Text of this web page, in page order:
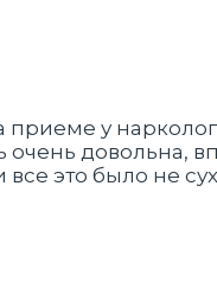
у
очень
все это было не